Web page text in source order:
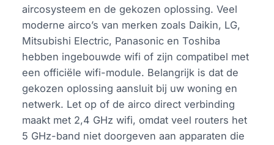
aircosysteem en de gekozen oplossing. Veel
moderne airco’s van merken zoals Daikin, LG,
Mitsubishi Electric, Panasonic en Toshiba
hebben ingebouwde wifi of zijn compatibel met
een officiële wifi-module. Belangrijk is dat de
gekozen oplossing aansluit bij uw woning en
netwerk. Let op of de airco direct verbinding
maakt met 2,4 GHz wifi, omdat veel routers het
5 GHz-band niet doorgeven aan apparaten die